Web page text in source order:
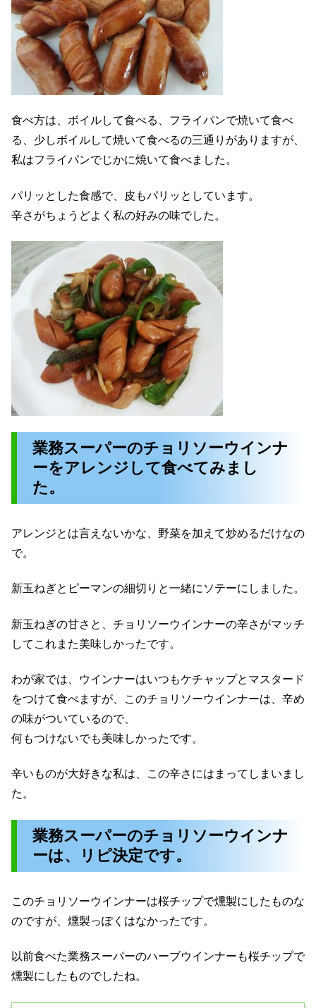
食べ方は、ボイルして食べる、フライパンで焼いて食べ
る、少しボイルして焼いて食べるの三通りがありますが、
私はフライパンでじかに焼いて食べました。
パリッとした食感で、皮もパリッとしています。
辛さがちょうどよく私の好みの味でした。
業務スーパーのチョリソーウインナ
ーをアレンジして食べてみまし
た。
アレンジとは言えないかな、野菜を加えて炒めるだけなの
で。
新玉ねぎとピーマンの細切りと一緒にソテーにしました。
新玉ねぎの甘さと、チョリソーウインナーの辛さがマッチ
してこれまた美味しかったです。
わが家では、ウインナーはいつもケチャップとマスタード
をつけて食べますが、このチョリソーウインナーは、辛め
の味がついているので、
何もつけないでも美味しかったです。
辛いものが大好きな私は、この辛さにはまってしまいまし
た。
業務スーパーのチョリソーウインナ
ーは、リピ決定です。
このチョリソーウインナーは桜チップで燻製にしたものな
のですが、燻製っぽくはなかったです。
以前食べた業務スーパーのハーブウインナーも桜チップで
燻製にしたものでしたね。